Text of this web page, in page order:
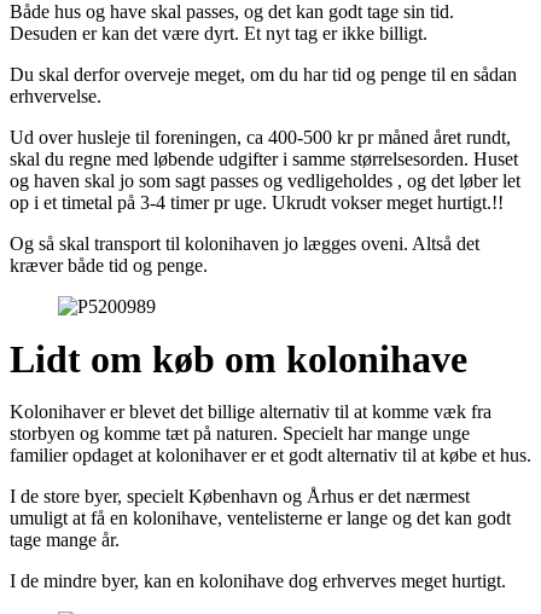
Både hus og have skal passes, og det kan godt tage sin tid.
Desuden er kan det være dyrt. Et nyt tag er ikke billigt.
Du skal derfor overveje meget, om du har tid og penge til en sådan
erhvervelse.
Ud over husleje til foreningen, ca 400-500 kr pr måned året rundt,
skal du regne med løbende udgifter i samme størrelsesorden. Huset
og haven skal jo som sagt passes og vedligeholdes , og det løber let
op i et timetal på 3-4 timer pr uge. Ukrudt vokser meget hurtigt.!!
Og så skal transport til kolonihaven jo lægges oveni. Altså det
kræver både tid og penge.
Lidt om køb om kolonihave
Kolonihaver er blevet det billige alternativ til at komme væk fra
storbyen og komme tæt på naturen. Specielt har mange unge
familier opdaget at kolonihaver er et godt alternativ til at købe et hus.
I de store byer, specielt København og Århus er det nærmest
umuligt at få en kolonihave, ventelisterne er lange og det kan godt
tage mange år.
I de mindre byer, kan en kolonihave dog erhverves meget hurtigt.